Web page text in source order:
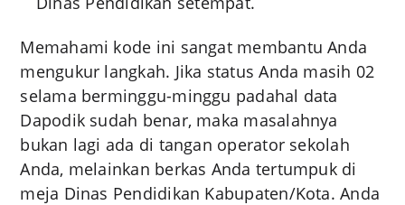
Memahami kode ini sangat membantu Anda
mengukur langkah. Jika status Anda masih 02
selama berminggu-minggu padahal data
Dapodik sudah benar, maka masalahnya
bukan lagi ada di tangan operator sekolah
Anda, melainkan berkas Anda tertumpuk di
meja Dinas Pendidikan Kabupaten/Kota. Anda